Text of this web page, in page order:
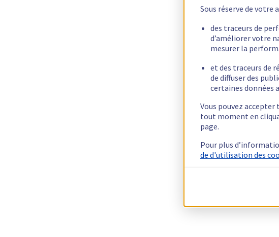
Sous réserve de votre
des traceurs de
d’améliorer votre
mesurer la
et des traceurs de
de diffuser des
certaines données
Vous pouvez
tout moment en
page.
Pour plus
de d'utilisation des